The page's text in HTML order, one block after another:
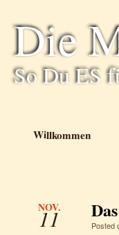
Die
So Du ES
Willkommen
NOV.
11 Posted